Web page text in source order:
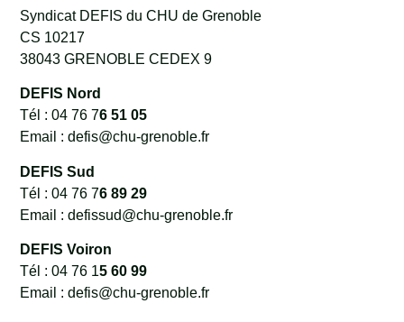
Syndicat DEFIS du CHU de Grenoble
CS 10217
38043 GRENOBLE CEDEX 9
DEFIS Nord
Tél : 04 76 76 51 05
Email : defis@chu-grenoble.fr
DEFIS Sud
Tél : 04 76 76 89 29
Email : defissud@chu-grenoble.fr
DEFIS Voiron
Tél : 04 76 15 60 99
Email : defis@chu-grenoble.fr